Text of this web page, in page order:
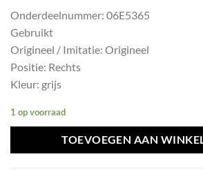
Onderdeelnummer: 06E5365
Gebruikt
Origineel / Imitatie: Origineel
Positie: Rechts
Kleur: grijs
1 op voorraad
TOEVOEGEN AAN